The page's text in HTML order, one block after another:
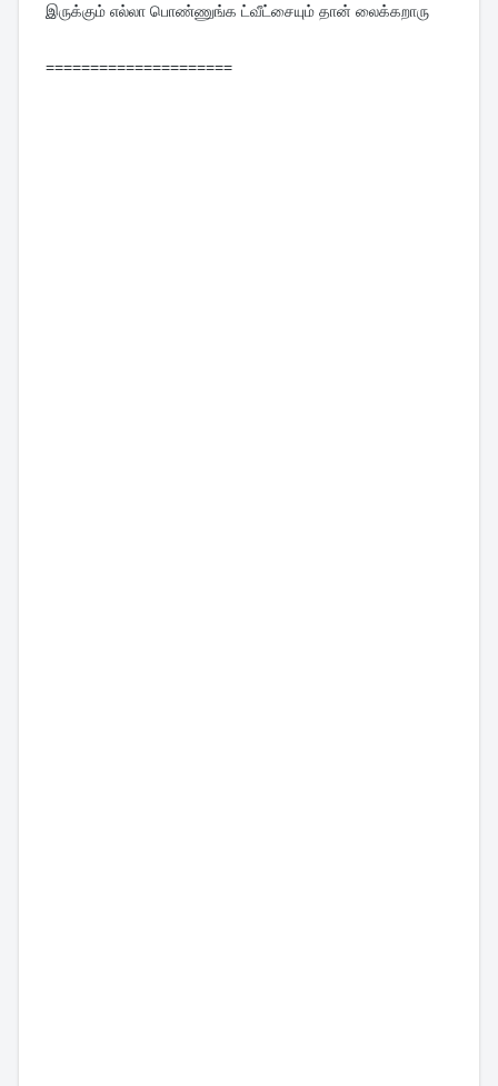
இருக்கும் எல்லா பொண்ணுங்க ட்வீட்சையும் தான் லைக்கறாரு
=====================